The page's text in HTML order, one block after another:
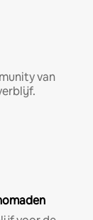
van